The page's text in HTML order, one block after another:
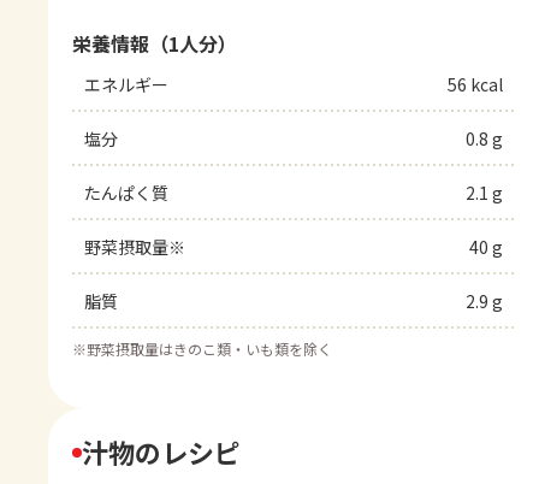
栄養情報（1人分）
エネルギー 56 kcal
塩分 0.8 g
たんぱく質 2.1 g
野菜摂取量※ 40 g
脂質 2.9 g
※野菜摂取量はきのこ類・いも類を除く
汁物のレシピ